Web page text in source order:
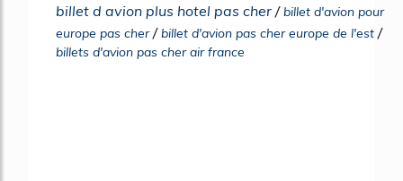
billet d avion plus hotel pas cher /billet d'avion pour
europe pas cher/billet d'avion pas cher europe de l'est /
billets d'avion pas cher air france